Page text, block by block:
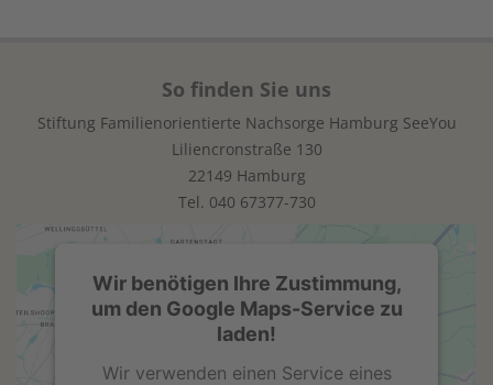
So finden Sie uns
Stiftung Familienorientierte Nachsorge Hamburg SeeYou
Liliencronstraße 130
22149 Hamburg
Tel. 040 67377-730
Wir benötigen Ihre Zustimmung,
um den Google Maps-Service zu
laden!
Wir verwenden einen Service eines